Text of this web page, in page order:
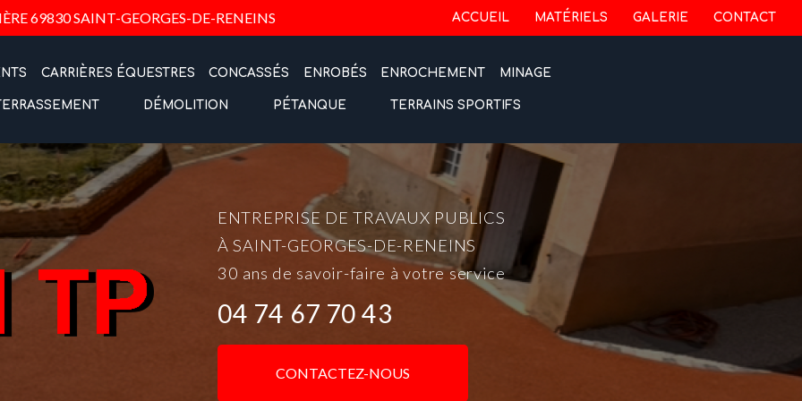
69830 SAINT-GEORGES-DE-RENEINS Navigation secondaire
ACCUEIL MATÉRIELS GALERIE CONTACT
CARRIÈRES ÉQUESTRES CONCASSÉS ENROBÉS ENROCHEMENT MINAGE
DÉMOLITION PÉTANQUE TERRAINS SPORTIFS
ENTREPRISE DE TRAVAUX PUBLICS
À SAINT-GEORGES-DE-RENEINS
30 ans de savoir-faire à votre service
04 74 67 70 43
CONTACTEZ-NOUS